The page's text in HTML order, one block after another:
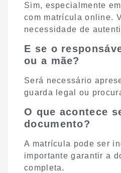
Sim, especialmente
com matrícula online.
necessidade de
E se o
ou a mãe?
Será necessário
guarda legal ou
O que acontece
documento?
A matrícula pode ser
importante garantir a
completa.